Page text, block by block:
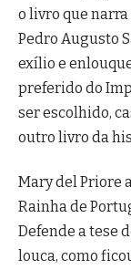
o livro que
Pedro Augusto
exílio e
preferido do
ser escolhido,
outro livro da
Mary del Priore
Rainha de
Defende a tese
louca, como